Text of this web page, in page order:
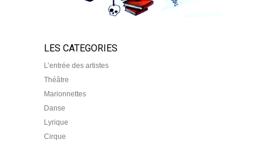
LES CATEGORIES
L’entrée des artistes
Théâtre
Marionnettes
Danse
Lyrique
Cirque